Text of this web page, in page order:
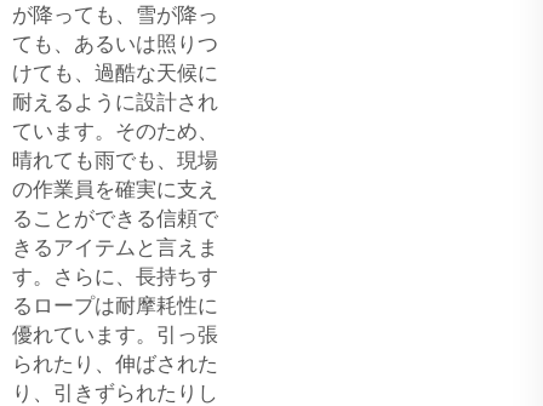
が降っても、雪が降っ
ても、あるいは照りつ
けても、過酷な天候に
耐えるように設計され
ています。そのため、
晴れても雨でも、現場
の作業員を確実に支え
ることができる信頼で
きるアイテムと言えま
す。さらに、長持ちす
るロープは耐摩耗性に
優れています。引っ張
られたり、伸ばされた
り、引きずられたりし